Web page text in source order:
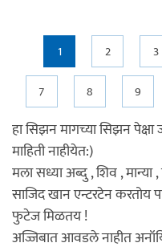
Pages
1 2 3
7
8 9
हा सिझन मागच्या सिझन
माहिती नाहीयेत:)
मला सध्या अब्दु , शिव ,
साजिद खान एन्टरटेन
फुटेज मिळतय !
अज्जिबात आवडले नाहीत